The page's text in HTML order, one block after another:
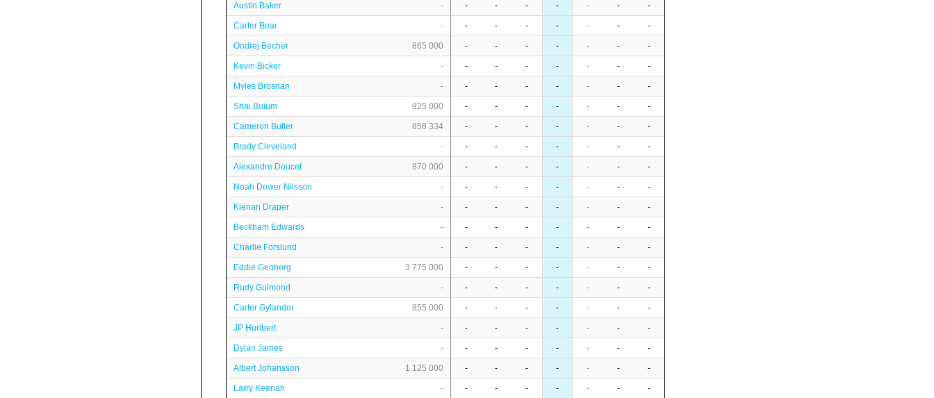
Austin Baker - - - - - - - -
Carter Bear - - - - - - - -
Ondrej Becher 865 000 - - - - - - -
Kevin Bicker - - - - - - - -
Myles Brosnan - - - - - - - -
Shai Buium 925 000 - - - - - - -
Cameron Butler 858 334 - - - - - - -
Brady Cleveland - - - - - - - -
Alexandre Doucet 870 000 - - - - - - -
Noah Dower Nilsson - - - - - - - -
Kienan Draper - - - - - - - -
Beckham Edwards - - - - - - - -
Charlie Forslund - - - - - - - -
Eddie Genborg 3 775 000 - - - - - - -
Rudy Guimond - - - - - - - -
Carter Gylander 855 000 - - - - - - -
JP Hurlbert - - - - - - - -
Dylan James - - - - - - - -
Albert Johansson 1 125 000 - - - - - - -
Larry Keenan - - - - - - - -